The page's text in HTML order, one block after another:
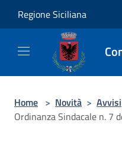
Regione Siciliana
Home > Novità > Avvisi
Ordinanza Sindacale n. 7